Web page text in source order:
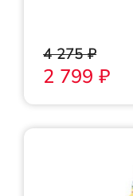
4 275 ₽
2 799 ₽